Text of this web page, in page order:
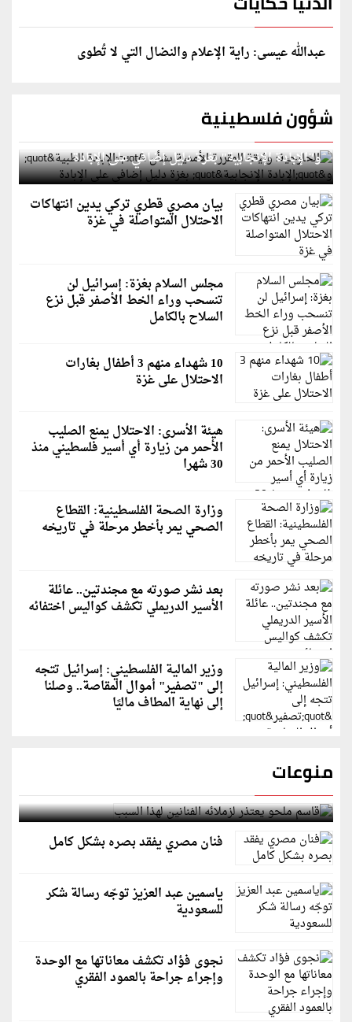
عبدالله عيسى: راية الإعلام والنضال التي لا تُطوى
شؤون فلسطينية
الخارجية: وثيقة المقررة الأممية بشأن "الإبادة الطبية"
و"الإبادة الإنجابية" بغزة دليل إضافي على الإبادة
بيان مصري قطري تركي يدين انتهاكات
الاحتلال المتواصلة في غزة
مجلس السلام بغزة: إسرائيل لن
تنسحب وراء الخط الأصفر قبل نزع
السلاح بالكامل
10 شهداء منهم 3 أطفال بغارات
الاحتلال على غزة
هيئة الأسرى: الاحتلال يمنع الصليب
الأحمر من زيارة أي أسير فلسطيني منذ
30 شهرا
وزارة الصحة الفلسطينية: القطاع
الصحي يمر بأخطر مرحلة في تاريخه
بعد نشر صورته مع مجندتين.. عائلة
الأسير الدريملي تكشف كواليس اختفائه
وزير المالية الفلسطيني: إسرائيل تتجه
إلى "تصفير" أموال المقاصة.. وصلنا
إلى نهاية المطاف ماليًا
منوعات
قاسم ملحو يعتذر لزملائه الفنانين لهذا السبب
فنان مصري يفقد بصره بشكل كامل
ياسمين عبد العزيز توجّه رسالة شكر
للسعودية
نجوى فؤاد تكشف معاناتها مع الوحدة
وإجراء جراحة بالعمود الفقري